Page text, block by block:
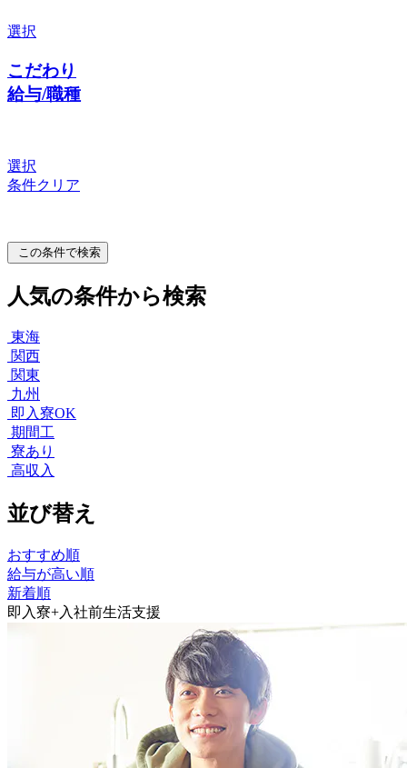
選択
こだわり
給与/職種
選択
条件クリア
この条件で検索
人気の条件から検索
東海
関西
関東
九州
即入寮OK
期間工
寮あり
高収入
並び替え
おすすめ順
給与が高い順
新着順
即入寮+入社前生活支援